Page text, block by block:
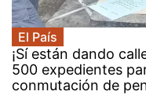
El País
¡Sí están dando
500 expedientes
conmutación de